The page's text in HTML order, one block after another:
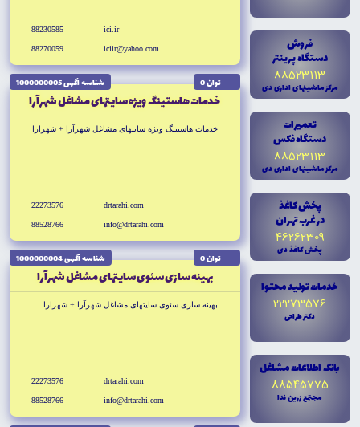
فروش
دستگاه پرينتر
88523113
مرکز ماشينهاى ادارى دى
تعميرات
دستگاه فکس
88523113
مرکز ماشينهاى ادارى دى
پخش کاغذ
در غرب تهران
46262309
پخش کاغذ دى
خدمات توليد محتوا
22273576
دکتر طراحى
بانک اطلاعات مشاغل
88545775
مجتمع زرين ندا
ici.ir
iciir@yahoo.com
88230585
88270059
توان 0 شناسه آگهى 1000000005
خدمات هاستينگ ويژه سايتهاى مشاغل شهرآرا
خدمات هاستينگ ويژه سايتهاى مشاغل شهرآرا + شهرارا
drtarahi.com
info@drtarahi.com
22273576
88528766
توان 0 شناسه آگهى 1000000004
بهينه سازى سئوى سايتهاى مشاغل شهرآرا
بهينه سازى سئوى سايتهاى مشاغل شهرآرا + شهرارا
drtarahi.com
info@drtarahi.com
22273576
88528766